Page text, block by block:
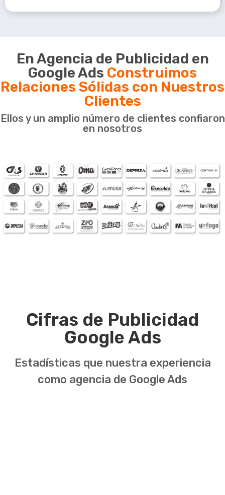
En Agencia de Publicidad en
Google Ads Construimos
Relaciones Sólidas con Nuestros
Clientes
Ellos y un amplio número de clientes confiaron
en nosotros
Cifras de Publicidad
Google Ads
Estadísticas que nuestra experiencia
como agencia de Google Ads